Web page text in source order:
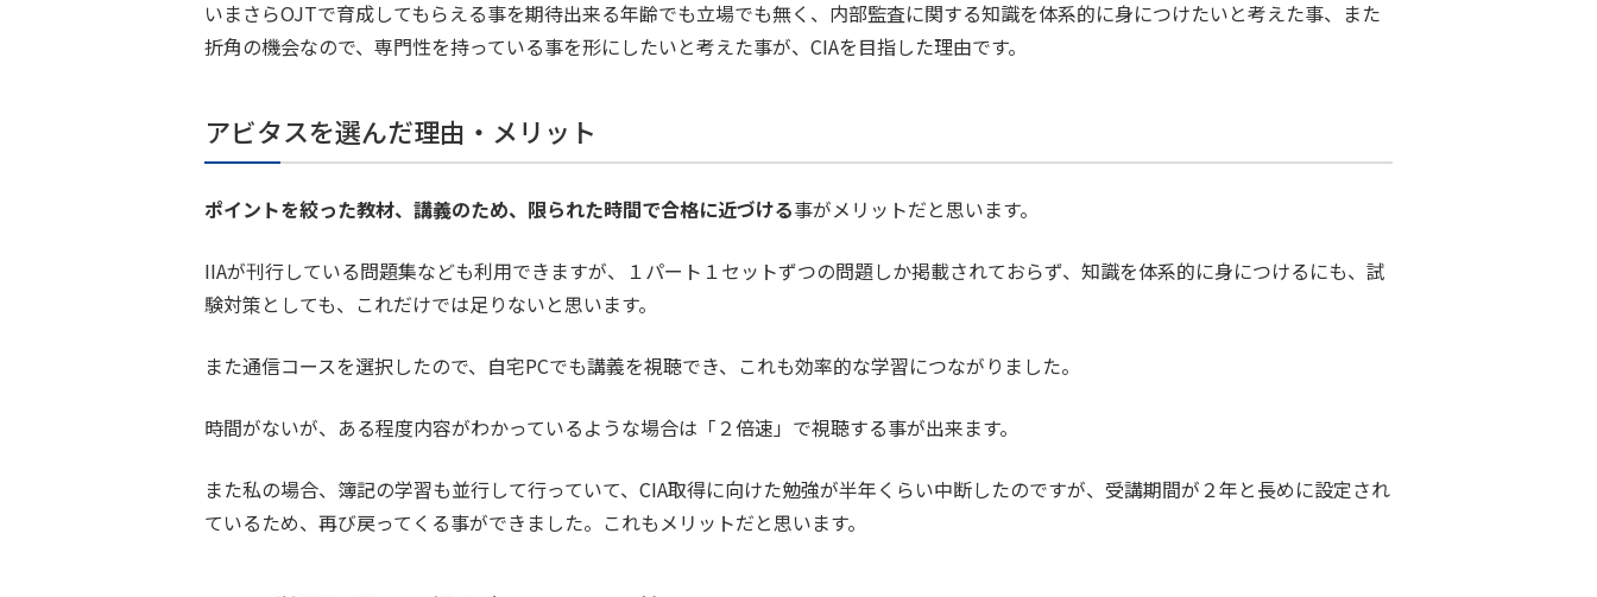
いまさらOJTで育成してもらえる事を期待出来る年齢でも立場でも無く、内部監査に関する知識を体系的に身につけたいと考えた事、また
折角の機会なので、専門性を持っている事を形にしたいと考えた事が、CIAを目指した理由です。
アビタスを選んだ理由・メリット
ポイントを絞った教材、講義のため、限られた時間で合格に近づける事がメリットだと思います。
IIAが刊行している問題集なども利用できますが、１パート１セットずつの問題しか掲載されておらず、知識を体系的に身につけるにも、試
験対策としても、これだけでは足りないと思います。
また通信コースを選択したので、自宅PCでも講義を視聴でき、これも効率的な学習につながりました。
時間がないが、ある程度内容がわかっているような場合は「２倍速」で視聴する事が出来ます。
また私の場合、簿記の学習も並行して行っていて、CIA取得に向けた勉強が半年くらい中断したのですが、受講期間が２年と長めに設定され
ているため、再び戻ってくる事ができました。これもメリットだと思います。